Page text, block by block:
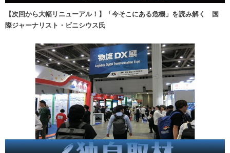
【次回から大幅リニューアル！】「今そこにある危機」を読み解く 国
際ジャーナリスト・ビニシウス氏